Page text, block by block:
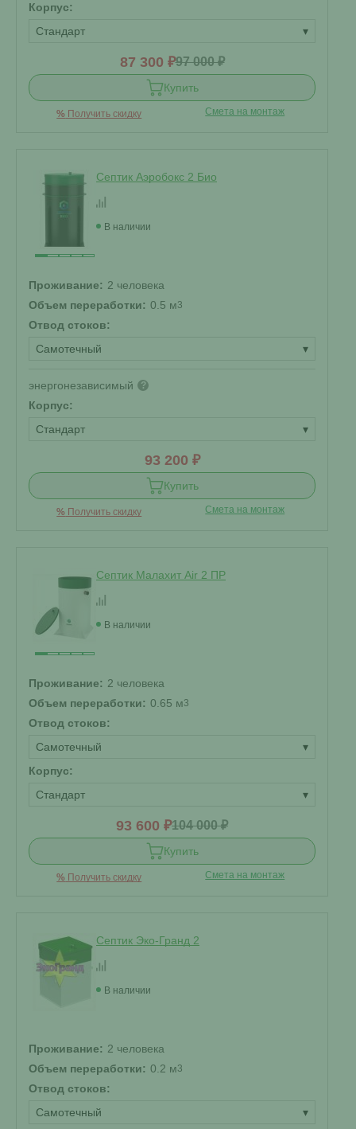
Корпус:
Стандарт
▾
87 300 ₽97 000 ₽
Купить
% Получить скидку Смета на монтаж
Септик Аэробокс 2 Био
В наличии
Проживание: 2 человека
Объем переработки: 0.5 м3
Отвод стоков:
Самотечный
▾
энергонезависимый ?
Корпус:
Стандарт
▾
93 200 ₽
Купить
% Получить скидку Смета на монтаж
Септик Малахит Air 2 ПР
В наличии
Проживание: 2 человека
Объем переработки: 0.65 м3
Отвод стоков:
Самотечный
▾
Корпус:
Стандарт
▾
93 600 ₽104 000 ₽
Купить
% Получить скидку Смета на монтаж
Септик Эко-Гранд 2
В наличии
Проживание: 2 человека
Объем переработки: 0.2 м3
Отвод стоков:
Самотечный
▾